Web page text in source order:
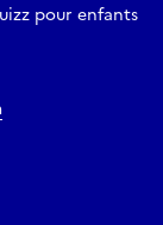
pour enfants